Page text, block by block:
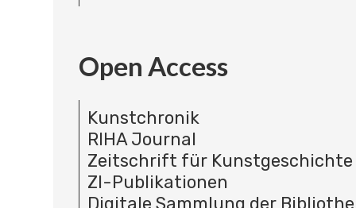
Open Access
Kunstchronik
RIHA Journal
Zeitschrift für Kunstgeschichte
ZI-Publikationen
Digitale Sammlung der